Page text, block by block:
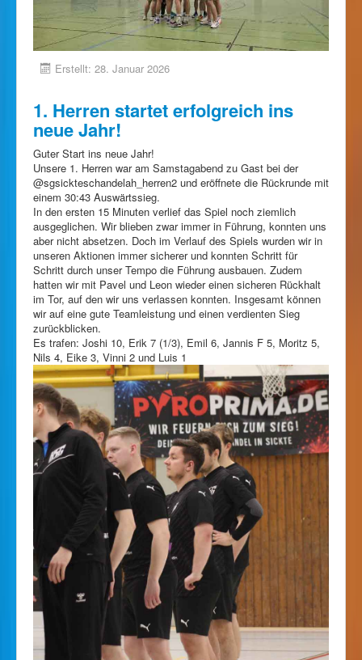
Erstellt: 28. Januar 2026
1. Herren startet erfolgreich ins
neue Jahr!
Guter Start ins neue Jahr!
Unsere 1. Herren war am Samstagabend zu Gast bei der
@sgsickteschandelah_herren2 und eröffnete die Rückrunde mit
einem 30:43 Auswärtssieg.
In den ersten 15 Minuten verlief das Spiel noch ziemlich
ausgeglichen. Wir blieben zwar immer in Führung, konnten uns
aber nicht absetzen. Doch im Verlauf des Spiels wurden wir in
unseren Aktionen immer sicherer und konnten Schritt für
Schritt durch unser Tempo die Führung ausbauen. Zudem
hatten wir mit Pavel und Leon wieder einen sicheren Rückhalt
im Tor, auf den wir uns verlassen konnten. Insgesamt können
wir auf eine gute Teamleistung und einen verdienten Sieg
zurückblicken.
Es trafen: Joshi 10, Erik 7 (1/3), Emil 6, Jannis F 5, Moritz 5,
Nils 4, Eike 3, Vinni 2 und Luis 1